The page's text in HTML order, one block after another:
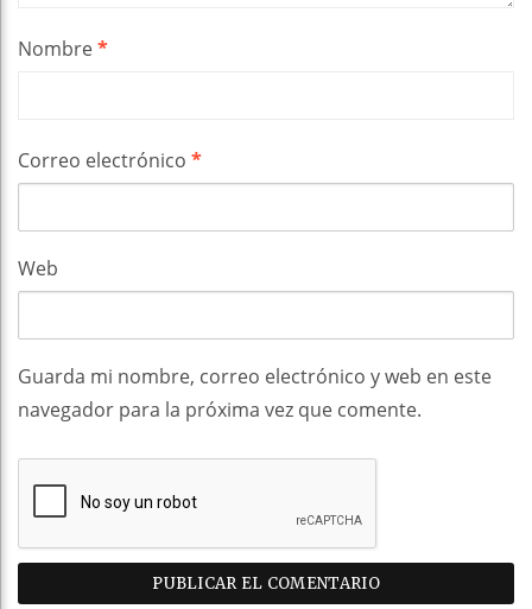
Nombre*
Correo electrónico *
Web
Guarda mi nombre, correo electrónico y web en este
navegador para la próxima vez que comente.